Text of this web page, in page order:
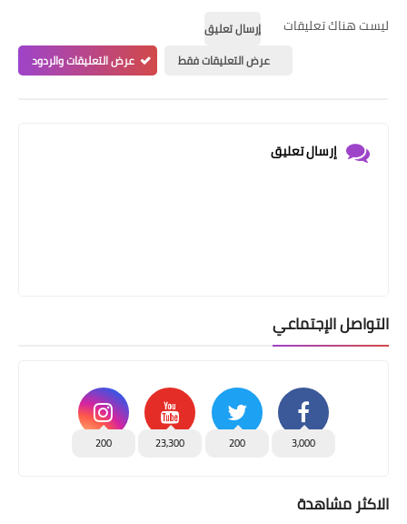
ليست هناك تعليقات
إرسال تعليق
عرض التعليقات فقط
عرض التعليقات والردود
إرسال تعليق
التواصل الإجتماعي
3,000
200
23,300
200
الاكثر مشاهدة